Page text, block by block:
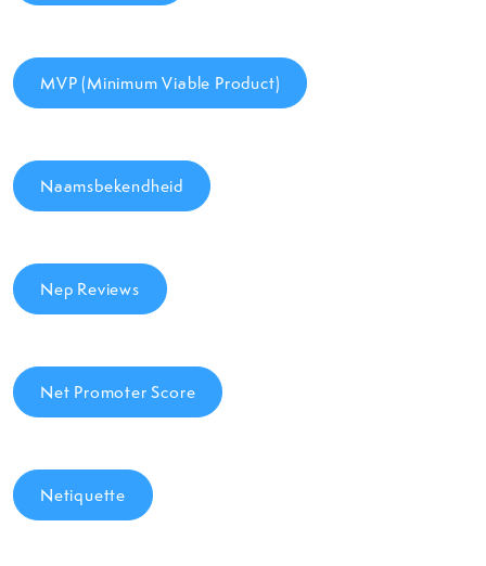
MVP (Minimum Viable Product)
Naamsbekendheid
Nep Reviews
Net Promoter Score
Netiquette